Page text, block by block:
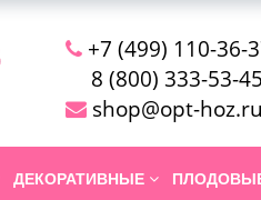
+7 (499) 110-36-
8 (800) 333-53-45
shop@opt-hoz.ru
ДЕКОРАТИВНЫЕ